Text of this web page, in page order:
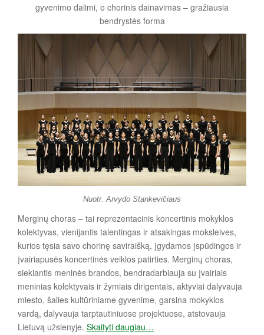
gyvenimo dalimi, o chorinis dainavimas – gražiausia
bendrystės forma
Nuotr. Arvydo Stankevičiaus
Merginų choras – tai reprezentacinis koncertinis mokyklos
kolektyvas, vienijantis talentingas ir atsakingas moksleives,
kurios tęsia savo chorinę saviraišką, įgydamos įspūdingos ir
įvairiapusės koncertinės veiklos patirties. Merginų choras,
siekiantis meninės brandos, bendradarbiauja su įvairiais
meninias kolektyvais ir žymiais dirigentais, aktyviai dalyvauja
miesto, šalies kultūriniame gyvenime, garsina mokyklos
vardą, dalyvauja tarptautiniuose projektuose, atstovauja
Lietuvą užsienyje. Skaityti daugiau…